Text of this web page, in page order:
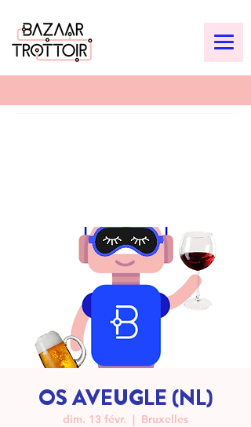
OS AVEUGLE (NL)
dim. 13 févr.
  |
Bruxelles